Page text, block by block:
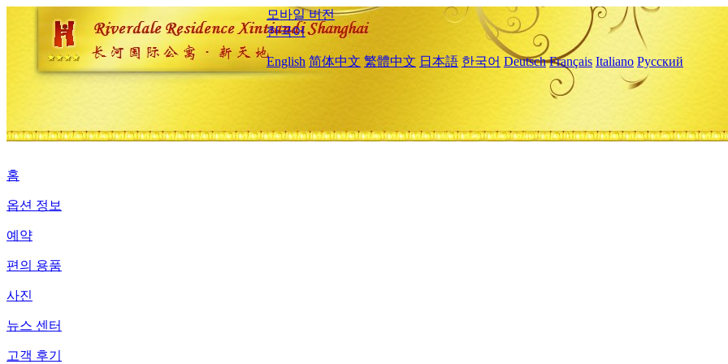
모바일 버전
한국어
English 简体中文 繁體中文 日本語 한국어 Deutsch Français Italiano Русский
홈
옵션 정보
예약
편의 용품
사진
뉴스 센터
고객 후기